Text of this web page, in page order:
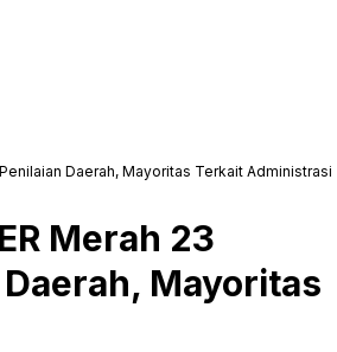
Daerah, Mayoritas Terkait Administrasi
Merah 23
Mayoritas